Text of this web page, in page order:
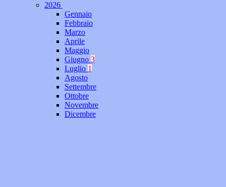
2026
Gennaio
Febbraio
Marzo
Aprile
Maggio
Giugno 3
Luglio 1
Agosto
Settembre
Ottobre
Novembre
Dicembre